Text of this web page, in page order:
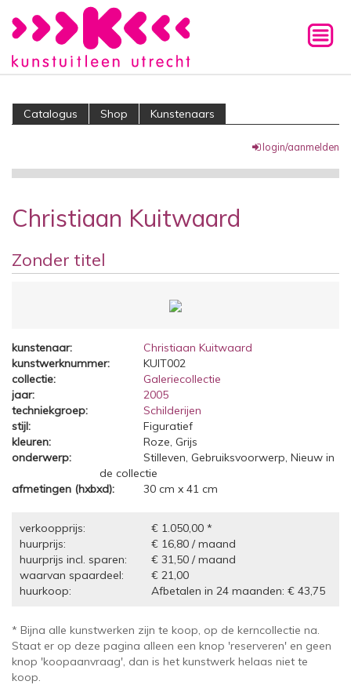
Catalogus Shop Kunstenaars
login/aanmelden
Christiaan Kuitwaard
Zonder titel
kunstenaar:
Christiaan Kuitwaard
kunstwerknummer:
KUIT002
collectie:
Galeriecollectie
jaar:
2005
techniekgroep:
Schilderijen
stijl:
Figuratief
kleuren:
Roze, Grijs
onderwerp:
Stilleven, Gebruiksvoorwerp, Nieuw in
de collectie
afmetingen (hxbxd):
30 cm x 41 cm
verkoopprijs:
€ 1.050,00 *
huurprijs:
€ 16,80 / maand
huurprijs incl. sparen:
€ 31,50 / maand
waarvan spaardeel:
€ 21,00
huurkoop:
Afbetalen in 24 maanden: € 43,75
* Bijna alle kunstwerken zijn te koop, op de kerncollectie na.
Staat er op deze pagina alleen een knop 'reserveren' en geen
knop 'koopaanvraag', dan is het kunstwerk helaas niet te
koop.